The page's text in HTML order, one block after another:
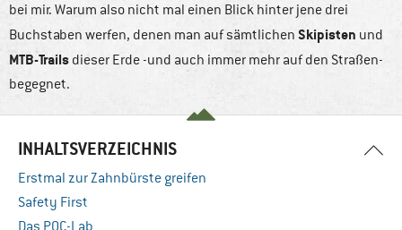
bei mir. Warum also nicht mal einen Blick hinter jene drei
Buchstaben werfen, denen man auf sämtlichen Skipisten und
MTB-Trails dieser Erde -und auch immer mehr auf den Straßen-
begegnet.
INHALTSVERZEICHNIS
Erstmal zur Zahnbürste greifen
Safety First
Das POC-Lab